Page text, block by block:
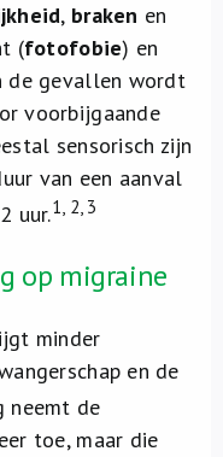
, braken en
(fotofobie) en
de gevallen wordt
voorbijgaande
sensorisch zijn
van een aanval
uur.1, 2, 3
op migraine
minder
en de
neemt de
toe, maar die